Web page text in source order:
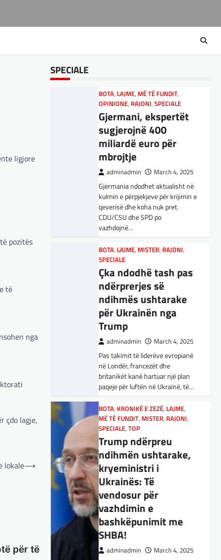
ligjore
pozitës
të
nga
çdo lagje,
lokale⟶
për të
SPECIALE
adminadmin March 5, 2025
BOTA, LAJME, MË TË FUNDIT,
OPINIONE, RAJONI,SPECIALE
Gjermani, ekspertët
sugjerojnë 400
miliardë euro për
mbrojtje
adminadmin March 4, 2025
Gjermania ndodhet aktualisht në
kulmin e përpjekjeve për krijimin e
qeverisë dhe koha nuk pret.
CDU/CSU dhe SPD po
vazhdojnë…
BOTA, LAJME, MISTER, RAJONI,
SPECIALE
Çka ndodhë tash pas
ndërprerjes së
ndihmës ushtarake
për Ukrainën nga
Trump
adminadmin March 4, 2025
Pas takimit të liderëve evropianë
në Londër, francezët dhe
britanikët kanë hartuar një plan
paqeje për luftën në Ukrainë, të…
BOTA, KRONIKË E ZEZË, LAJME,
MË TË FUNDIT, MISTER, RAJONI,
SPECIALE,TOP
Trump ndërpreu
ndihmën ushtarake,
kryeministri i
Ukrainës: Të
vendosur për
vazhdimin e
bashkëpunimit me
SHBA!
adminadmin March 4, 2025
AI është për t’u
është një shembull i rritjes së
kompanive kineze të inteligjencës
artificiale (AI). Përparimi i
aplikacionit kinez…
BOTA,KULTURË,LAJME,
MË TË FUNDIT,MISTER,OPINIONE
RAJONI,SPECIALE
UNCATEGORIZED
Rend i ri, kërcënimet
e Trump e kanë
shkundur Europën
adminadmin March 3, 2025
Nga Preç Zogaj Me rikthimin e
Presidenti Tramp po e trondit
status-quonë ndërkombëtare të
miqësive,…
FUN,KULTURË ,LAJME,MISTER,
OPINIONE,SPECIALE
Kuvendi i Lezhës dhe
konteksti aktual
gjeopolitik i
shqiptarëve
adminadmin March 3, 2025
Kuvendi i Lezhës i vitit 1444
është një ngjarje historike që
edhe sot prodhon mesazhe
rëndësishme për kombin
shqiptar. Ky…
BOTA,KULTURË,LAJME,
MË TË FUNDIT OPINIONE ,RAJONI
SPECIALE,TOP
E megjithatë
Amerika është
opsioni më i mirë për
shqiptarët
adminadmin
Nga Dritan Hila Vështirë se